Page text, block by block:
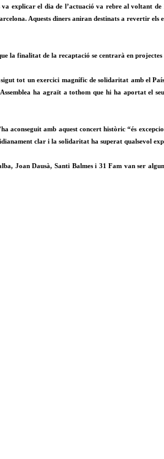
explicar el dia de l’actuació va rebre al
Aquests diners aniran destinats a revertir
la finalitat de la recaptació se centrarà en
tot un exercici magnífic de solidaritat amb el
ha agraït a tothom que hi ha aportat
aconseguit amb aquest concert històric “és
clar i la solidaritat ha superat qualsevol
Joan Dausà, Santi Balmes i 31 Fam van ser